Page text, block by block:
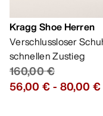
Kragg Shoe Herren
Verschlussloser
schnellen Zustieg
160,00 €
56,00 €- 80,00 €